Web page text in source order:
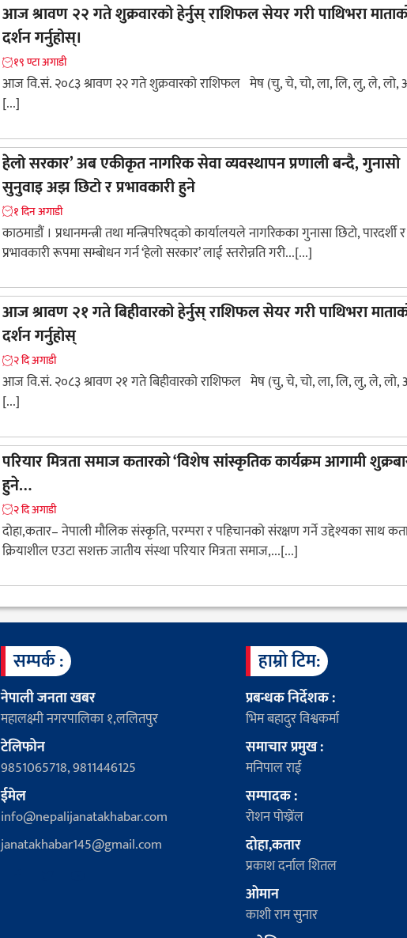
आज श्रावण २२ गते शुक्रवारको हेर्नुस् राशिफल सेयर गरी पाथिभरा
दर्शन गर्नुहोस्।
१९ ण्टा अगाडी
आज वि.सं. २०८३ श्रावण २२ गते शुक्रवारको राशिफल मेष (चु, चे, चो, ला, लि, लु, ले, लो,
[...]
हेलो सरकार’ अब एकीकृत नागरिक सेवा व्यवस्थापन प्रणाली बन्दै, गुनासो
सुनुवाइ अझ छिटो र प्रभावकारी हुने
१ दिन अगाडी
काठमाडौं । प्रधानमन्त्री तथा मन्त्रिपरिषद्को कार्यालयले नागरिकका गुनासा छिटो, पारदर्शी र
प्रभावकारी रूपमा सम्बोधन गर्न ‘हेलो सरकार’ लाई स्तरोन्नति गरी...[...]
आज श्रावण २१ गते बिहीवारको हेर्नुस् राशिफल सेयर गरी पाथिभरा
दर्शन गर्नुहोस्
२ दि अगाडी
आज वि.सं. २०८३ श्रावण २१ गते बिहीवारको राशिफल मेष (चु, चे, चो, ला, लि, लु, ले, लो,
[...]
परियार मित्रता समाज कतारको ‘विशेष सांस्कृतिक कार्यक्रम आगामी
हुने…
२ दि अगाडी
दोहा,कतार– नेपाली मौलिक संस्कृति, परम्परा र पहिचानको संरक्षण गर्ने उद्देश्यका साथ
क्रियाशील एउटा सशक्त जातीय संस्था परियार मित्रता समाज,...[...]
सम्पर्क :
नेपाली जनता खबर
महालक्ष्मी नगरपालिका १,ललितपुर
टेलिफोन
9851065718, 9811446125
ईमेल
info@nepalijanatakhabar.com
janatakhabar145@gmail.com
हाम्रो टिम:
प्रबन्धक निर्देशक :
भिम बहादुर विश्वकर्मा
समाचार प्रमुख :
मनिपाल राई
सम्पादक :
रोशन पोख्रेंल
दोहा,कतार
प्रकाश दर्नाल शितल
ओमान
काशी राम सुनार